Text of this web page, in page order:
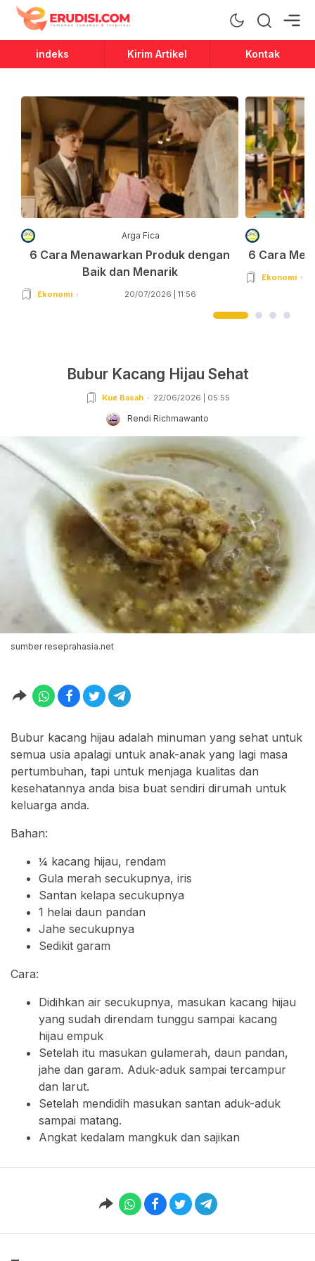
Erudisi
Temukan Jawaban dan Inspirasi
indeks Kirim Artikel Kontak
Arga Fica
6 Cara Menawarkan Produk dengan
Baik dan Menarik
Ekonomi 20/07/2026 | 11:56
6 Cara
Ekonomi
Bubur Kacang Hijau Sehat
Kue Basah 22/06/2026 | 05:55
Rendi Richmawanto
sumber reseprahasia.net
Bubur kacang hijau adalah minuman yang sehat untuk
semua usia apalagi untuk anak-anak yang lagi masa
pertumbuhan, tapi untuk menjaga kualitas dan
kesehatannya anda bisa buat sendiri dirumah untuk
keluarga anda.
Bahan:
¼ kacang hijau, rendam
Gula merah secukupnya, iris
Santan kelapa secukupnya
1 helai daun pandan
Jahe secukupnya
Sedikit garam
Cara:
Didihkan air secukupnya, masukan kacang hijau
yang sudah direndam tunggu sampai kacang
hijau empuk
Setelah itu masukan gulamerah, daun pandan,
jahe dan garam. Aduk-aduk sampai tercampur
dan larut.
Setelah mendidih masukan santan aduk-aduk
sampai matang.
Angkat kedalam mangkuk dan sajikan